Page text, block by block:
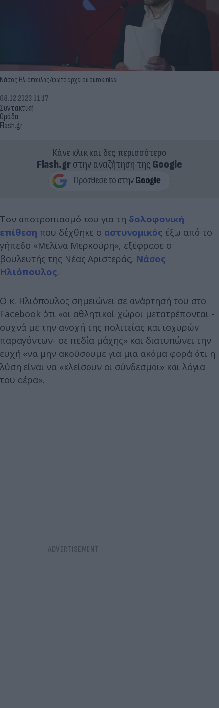
Νάσος Ηλιόπουλος/φωτό αρχείου eurokinissi
Συντακτική
Ομάδα
Flash.gr
08.12.2023 11:17
Κάνε κλικ και δες περισσότερο
Flash.grστην αναζήτηση της Google
Τον αποτροπιασμό του για τη δολοφονική
επίθεση που δέχθηκε ο αστυνομικός έξω από το
γήπεδο «Μελίνα Μερκούρη», εξέφρασε ο
βουλευτής της Νέας Αριστεράς, Νάσος
Ηλιόπουλος.
Ο κ. Ηλιόπουλος σημειώνει σε ανάρτησή του στο
Facebook ότι «οι αθλητικοί χώροι μετατρέπονται -
συχνά με την ανοχή της πολιτείας και ισχυρών
παραγόντων- σε πεδία μάχης» και διατυπώνει την
ευχή «να μην ακούσουμε για μια ακόμα φορά ότι η
λύση είναι να «κλείσουν οι σύνδεσμοι» και λόγια
του αέρα».